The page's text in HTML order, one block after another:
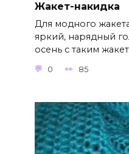
Жакет-накидка
Для модного
яркий, нарядный
осень с таким
0 85